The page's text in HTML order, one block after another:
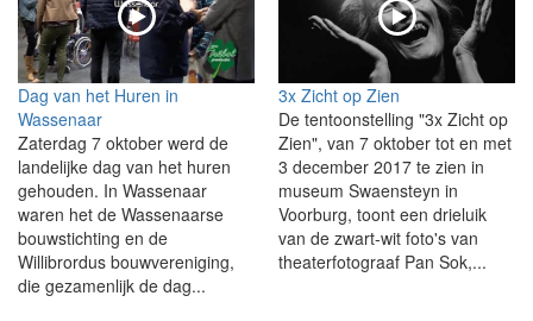
Dag van het Huren in
Wassenaar
Zaterdag 7 oktober werd de
landelijke dag van het huren
gehouden. In Wassenaar
waren het de Wassenaarse
bouwstichting en de
Willibrordus bouwvereniging,
die gezamenlijk de dag...
3x Zicht op Zien
De tentoonstelling "3x Zicht op
Zien", van 7 oktober tot en met
3 december 2017 te zien in
museum Swaensteyn in
Voorburg, toont een drieluik
van de zwart-wit foto's van
theaterfotograaf Pan Sok,...